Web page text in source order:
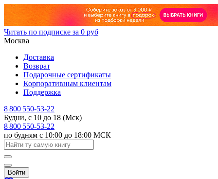
Читать по подписке за 0 руб
Москва
Доставка
Возврат
Подарочные сертификаты
Корпоративным клиентам
Поддержка
8 800 550-53-22
Будни, с 10 до 18 (Мск)
8 800 550-53-22
по будням с 10:00 до 18:00 МСК
Войти